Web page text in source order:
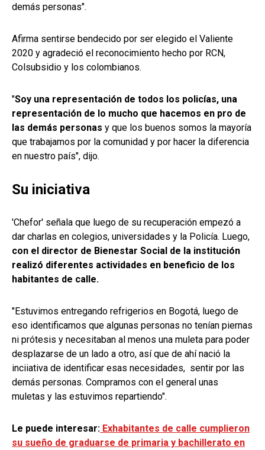
demás personas".
Afirma sentirse bendecido por ser elegido el Valiente
2020 y agradeció el reconocimiento hecho por RCN,
Colsubsidio y los colombianos.
"Soy una representación de todos los policías, una
representación de lo mucho que hacemos en pro de
las demás personas y que los buenos somos la mayoría
que trabajamos por la comunidad y por hacer la diferencia
en nuestro país", dijo.
Su iniciativa
'Chefor' señala que luego de su recuperación empezó a
dar charlas en colegios, universidades y la Policía. Luego,
con el director de Bienestar Social de la institución
realizó diferentes actividades en beneficio de los
habitantes de calle.
"Estuvimos entregando refrigerios en Bogotá, luego de
eso identificamos que algunas personas no tenían piernas
ni prótesis y necesitaban al menos una muleta para poder
desplazarse de un lado a otro, así que de ahí nació la
inciiativa de identificar esas necesidades, sentir por las
demás personas. Compramos con el general unas
muletas y las estuvimos repartiendo".
Le puede interesar: Exhabitantes de calle cumplieron
su sueño de graduarse de primaria y bachillerato en